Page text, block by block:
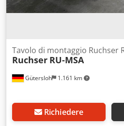
Gütersloh 1.161 km
Tavolo di montaggio Ruchser
Ruchser RU-MSA
Richiedere